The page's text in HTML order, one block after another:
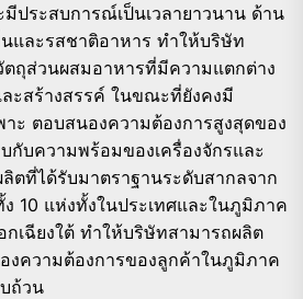
ประสบการณ์เป็นเวลายาวนาน ด้าน
และรสชาติอาหาร ทำให้บริษัท
ตถุส่วนผสมอาหารที่มีความแตกต่าง
ะสร้างสรรค์ ในขณะที่ยังคงมี
ะ ตอบสนองความต้องการสูงสุดของ
กับความพร้อมของเครื่องจักรและ
ตที่ได้รับมาตราฐานระดับสากลจาก
10 แห่งทั้งในประเทศและในภูมิภาค
กเฉียงใต้ ทำให้บริษัทสามารถผลิต
งความต้องการของลูกค้าในภูมิภาค
ถ้วน